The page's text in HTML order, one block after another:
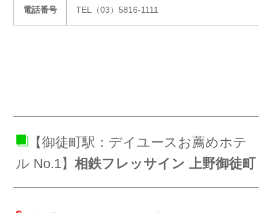
電話番号 TEL（03）5816-1111
【御徒町駅：デイユースお薦めホテ
ル No.1】相鉄フレッサイン 上野御徒町